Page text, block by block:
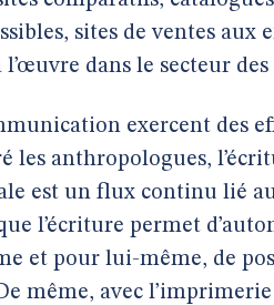
sites de ventes aux
dans le secteur des
exercent des
les anthropologues,
est un flux continu lié
l’écriture permet
et pour lui-même, de
même, avec